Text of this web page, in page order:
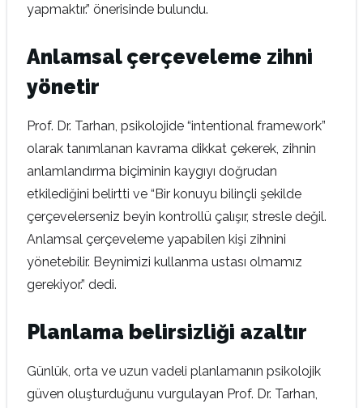
yapmaktır.” önerisinde bulundu.
Anlamsal çerçeveleme zihni
yönetir
Prof. Dr. Tarhan, psikolojide “intentional framework”
olarak tanımlanan kavrama dikkat çekerek, zihnin
anlamlandırma biçiminin kaygıyı doğrudan
etkilediğini belirtti ve “Bir konuyu bilinçli şekilde
çerçevelerseniz beyin kontrollü çalışır, stresle değil.
Anlamsal çerçeveleme yapabilen kişi zihnini
yönetebilir. Beynimizi kullanma ustası olmamız
gerekiyor.” dedi.
Planlama belirsizliği azaltır
Günlük, orta ve uzun vadeli planlamanın psikolojik
güven oluşturduğunu vurgulayan Prof. Dr. Tarhan,